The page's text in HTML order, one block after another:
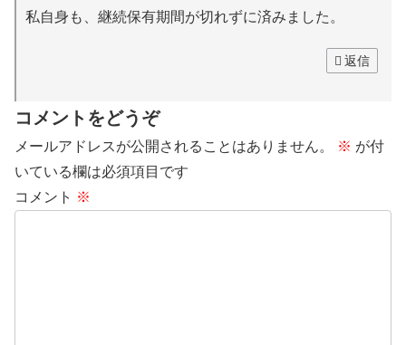
私自身も、継続保有期間が切れずに済みました。
返信
コメントをどうぞ
メールアドレスが公開されることはありません。 ※ が付
いている欄は必須項目です
コメント ※